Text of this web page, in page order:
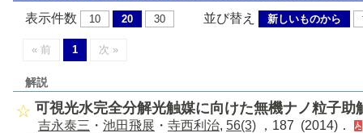
表示件数 10 20 30 並び替え 新しいものから
« 前 1 次 »
解説
可視光水完全分解光触媒に向けた無機ナノ粒子助
吉永泰三 ・ 池田飛展 ・ 寺西利治, 56(3) ，187 (2014)．